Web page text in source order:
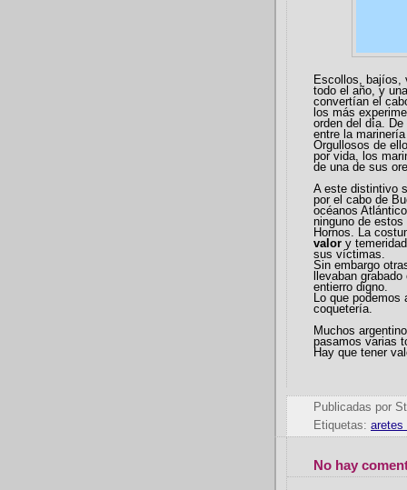
Escollos, bajíos,
todo el año, y
convertían el
los más
orden del día.
entre la
Orgullosos de
por vida, los
de una de sus
A este distintivo
por el cabo de
océanos
ninguno de
Hornos. La
valor y
sus víctimas.
Sin embargo
llevaban
entierro digno.
Lo que podemos
coquetería.
Muchos
pasamos varias
Hay que tener
Publicadas por
Etiquetas: aretes
No hay